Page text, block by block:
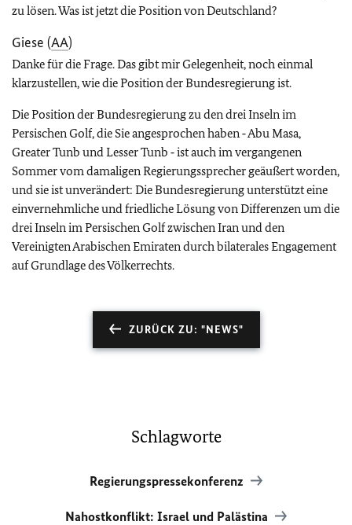
zu lösen. Was ist jetzt die Position von Deutschland?
Giese (AA)
Danke für die Frage. Das gibt mir Gelegenheit, noch einmal
klarzustellen, wie die Position der Bundesregierung ist.
Die Position der Bundesregierung zu den drei Inseln im
Persischen Golf, die Sie angesprochen haben ‑ Abu Masa,
Greater Tunb und Lesser Tunb ‑ ist auch im vergangenen
Sommer vom damaligen Regierungssprecher geäußert worden,
und sie ist unverändert: Die Bundesregierung unterstützt eine
einvernehmliche und friedliche Lösung von Differenzen um die
drei Inseln im Persischen Golf zwischen Iran und den
Vereinigten Arabischen Emiraten durch bilaterales Engagement
auf Grundlage des Völkerrechts.
ZURÜCK ZU: "NEWS"
Schlagworte
Regierungspressekonferenz
Nahostkonflikt: Israel und Palästina